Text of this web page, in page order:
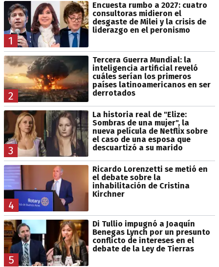
1
Encuesta rumbo a 2027: cuatro
consultoras midieron el
desgaste de Milei y la crisis de
liderazgo en el peronismo
2
Tercera Guerra Mundial: la
inteligencia artificial reveló
cuáles serían los primeros
países latinoamericanos en ser
derrotados
3
La historia real de "Elize:
Sombras de una mujer", la
nueva película de Netflix sobre
el caso de una esposa que
descuartizó a su marido
4
Ricardo Lorenzetti se metió en
el debate sobre la
inhabilitación de Cristina
Kirchner
5
Di Tullio impugnó a Joaquín
Benegas Lynch por un presunto
conflicto de intereses en el
debate de la Ley de Tierras